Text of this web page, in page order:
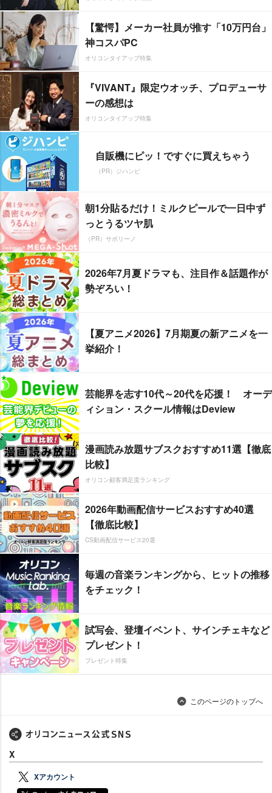
【驚愕】メーカー社員が推す「10万円台」
神コスパPC
オリコンタイアップ特集
『VIVANT』限定ウオッチ、プロデューサ
ーの感想は
オリコンタイアップ特集
自販機にピッ！ですぐに買えちゃう
（PR）ジハンピ
朝1分貼るだけ！ミルクピールで一日中ず
っとうるツヤ肌
（PR）サボリーノ
2026年7月夏ドラマも、注目作＆話題作が
勢ぞろい！
【夏アニメ2026】7月期夏の新アニメを一
挙紹介！
芸能界を志す10代～20代を応援！ オーデ
ィション・スクール情報はDeview
漫画読み放題サブスクおすすめ11選【徹底
比較】
オリコン顧客満足度ランキング
2026年動画配信サービスおすすめ40選
【徹底比較】
CS動画配信サービス20選
毎週の音楽ランキングから、ヒットの推移
をチェック！
試写会、登壇イベント、サインチェキなど
プレゼント！
プレゼント特集
このページのトップへ
X
Xアカウント